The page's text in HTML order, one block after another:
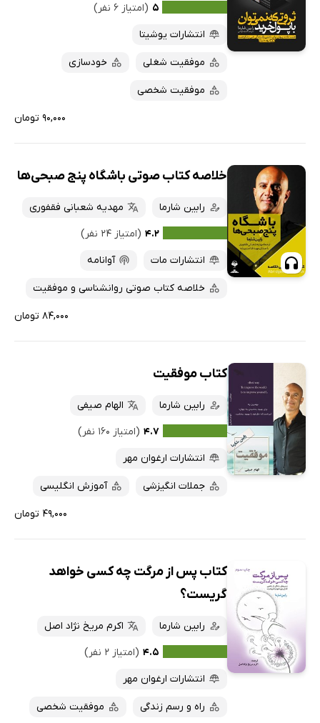
۵ (امتیاز ۶ نفر)
انتشارات یوشیتا
موفقیت شغلی خودسازی
موفقیت شخصی
۹۰,۰۰۰ تومان
خلاصه کتاب صوتی باشگاه پنج صبحی‌ها
رابین شارما
مهدیه شعبانی فقفوری
۴.۲ (امتیاز ۲۴ نفر)
انتشارات مات
آوانامه
خلاصه کتاب صوتی روانشناسی و موفقیت
۸۴,۰۰۰ تومان
کتاب موفقیت
رابین شارما
الهام صیفی
۴.۷ (امتیاز ۱۶۰ نفر)
انتشارات ارغوان مهر
جملات انگیزشی آموزش انگلیسی
۴۹,۰۰۰ تومان
کتاب پس از مرگت چه کسی خواهد
گریست؟
رابین شارما
اکرم مریخ نژاد اصل
۴.۵ (امتیاز ۲ نفر)
انتشارات ارغوان مهر
راه و رسم زندگی موفقیت شخصی